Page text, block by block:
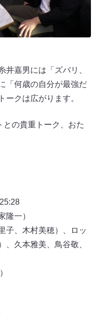
井嘉男には「ズバリ、
「何歳の自分が最強だ
ークは広がります。
の貴重トーク、おた
隆一）
子、木村美穂）、ロッ
、久本雅美、鳥谷敬、